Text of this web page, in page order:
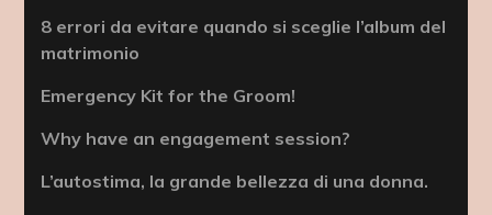
8 errori da evitare quando si sceglie l’album del
matrimonio
Emergency Kit for the Groom!
Why have an engagement session?
L’autostima, la grande bellezza di una donna.